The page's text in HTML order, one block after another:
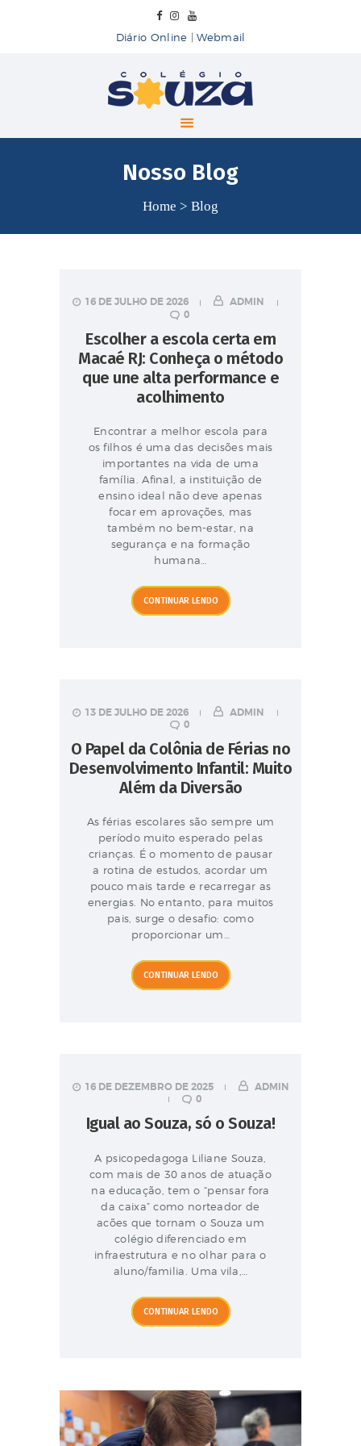
Diário Online |Webmail
Nosso Blog
Home Blog
Colégio Souza
16 DE JULHO DE 2026
ADMIN
0
Escolher a escola certa em
Macaé RJ: Conheça o método
que une alta performance e
acolhimento
Encontrar a melhor escola para
os filhos é uma das decisões mais
importantes na vida de uma
família. Afinal, a instituição de
ensino ideal não deve apenas
focar em aprovações, mas
também no bem-estar, na
segurança e na formação
humana…
CONTINUAR LENDO
13 DE JULHO DE 2026
ADMIN
0
O Papel da Colônia de Férias no
Desenvolvimento Infantil: Muito
Além da Diversão
As férias escolares são sempre um
período muito esperado pelas
crianças. É o momento de pausar
a rotina de estudos, acordar um
pouco mais tarde e recarregar as
energias. No entanto, para muitos
pais, surge o desafio: como
proporcionar um…
CONTINUAR LENDO
16 DE DEZEMBRO DE 2025
ADMIN
0
Igual ao Souza, só o Souza!
A psicopedagoga Liliane Souza,
com mais de 30 anos de atuação
na educação, tem o “pensar fora
da caixa” como norteador de
acões que tornam o Souza um
colégio diferenciado em
infraestrutura e no olhar para o
aluno/familia. Uma vila,…
CONTINUAR LENDO